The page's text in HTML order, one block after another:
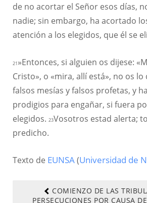
de no acortar el Señor esos días,
nadie; sin embargo, ha acortado
atención a los elegidos, que él se
21 »Entonces, si alguien os dijese:
Cristo», o «mira, allí está», no os lo
falsos mesías y falsos profetas, y
prodigios para engañar, si fuera
elegidos. 23Vosotros estad alerta;
predicho.
Texto de EUNSA(Universidad de
COMIENZO DE LAS
PERSECUCIONES POR CAUSA